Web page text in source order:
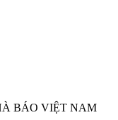
BÁO VIỆT NAM